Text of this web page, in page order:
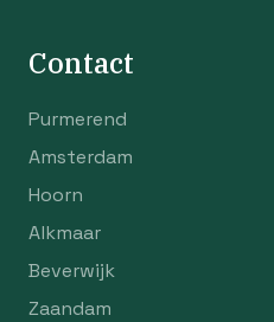
Contact
Purmerend
Amsterdam
Hoorn
Alkmaar
Beverwijk
Zaandam